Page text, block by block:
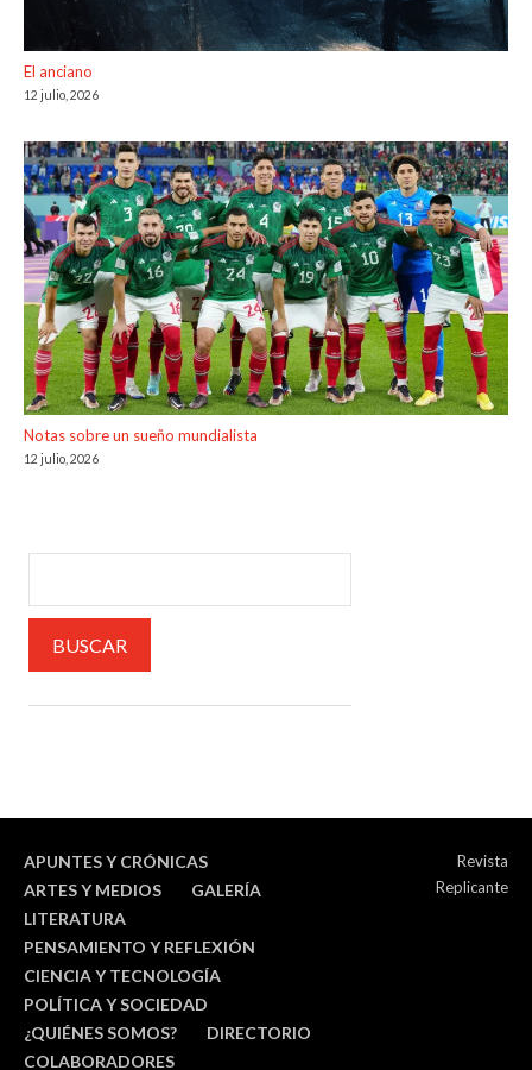
El anciano
12 julio, 2026
Notas sobre un sueño mundialista
12 julio, 2026
APUNTES Y CRÓNICAS
ARTES Y MEDIOS
GALERÍA
LITERATURA
PENSAMIENTO Y REFLEXIÓN
CIENCIA Y TECNOLOGÍA
POLÍTICA Y SOCIEDAD
¿QUIÉNES SOMOS?
DIRECTORIO
COLABORADORES
Revista
Replicante